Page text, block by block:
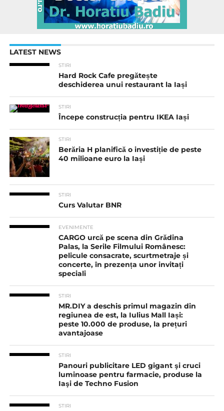
LATEST NEWS
STIRI
Hard Rock Cafe pregătește
deschiderea unui restaurant la Iași
STIRI
Începe construcția pentru IKEA Iași
STIRI
Berăria H planifică o investiție de peste
40 milioane euro la Iași
STIRI
Curs Valutar BNR
EVENIMENTE
CARGO urcă pe scena din Grădina
Palas, la Serile Filmului Românesc:
pelicule consacrate, scurtmetraje și
concerte, în prezența unor invitați
speciali
STIRI
MR.DIY a deschis primul magazin din
regiunea de est, la Iulius Mall Iași:
peste 10.000 de produse, la prețuri
avantajoase
STIRI
Panouri publicitare LED gigant şi cruci
luminoase pentru farmacie, produse la
Iaşi de Techno Fusion
STIRI